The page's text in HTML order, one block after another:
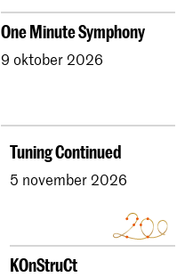
One Minute Symphony
9 oktober 2026
Tuning Continued
5 november 2026
KOnStruCt